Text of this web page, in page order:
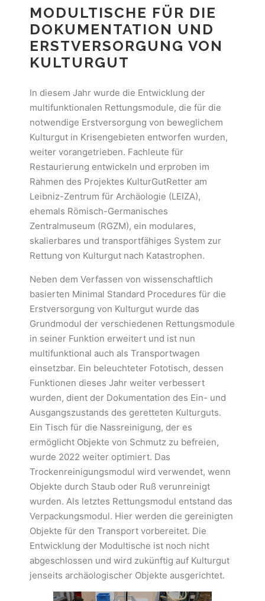
MODULTISCHE FÜR DIE
DOKUMENTATION UND
ERSTVERSORGUNG VON
KULTURGUT
In diesem Jahr wurde die Entwicklung der
multifunktionalen Rettungsmodule, die für die
notwendige Erstversorgung von beweglichem
Kulturgut in Krisengebieten entworfen wurden,
weiter vorangetrieben. Fachleute für
Restaurierung entwickeln und erproben im
Rahmen des Projektes KulturGutRetter am
Leibniz-Zentrum für Archäologie (LEIZA),
ehemals Römisch-Germanisches
Zentralmuseum (RGZM), ein modulares,
skalierbares und transportfähiges System zur
Rettung von Kulturgut nach Katastrophen.
Neben dem Verfassen von wissenschaftlich
basierten Minimal Standard Procedures für die
Erstversorgung von Kulturgut wurde das
Grundmodul der verschiedenen Rettungsmodule
in seiner Funktion erweitert und ist nun
multifunktional auch als Transportwagen
einsetzbar. Ein beleuchteter Fototisch, dessen
Funktionen dieses Jahr weiter verbessert
wurden, dient der Dokumentation des Ein- und
Ausgangszustands des geretteten Kulturguts.
Ein Tisch für die Nassreinigung, der es
ermöglicht Objekte von Schmutz zu befreien,
wurde 2022 weiter optimiert. Das
Trockenreinigungsmodul wird verwendet, wenn
Objekte durch Staub oder Ruß verunreinigt
wurden. Als letztes Rettungsmodul entstand das
Verpackungsmodul. Hier werden die gereinigten
Objekte für den Transport vorbereitet. Die
Entwicklung der Modultische ist noch nicht
abgeschlossen und wird zukünftig auf Kulturgut
jenseits archäologischer Objekte ausgerichtet.